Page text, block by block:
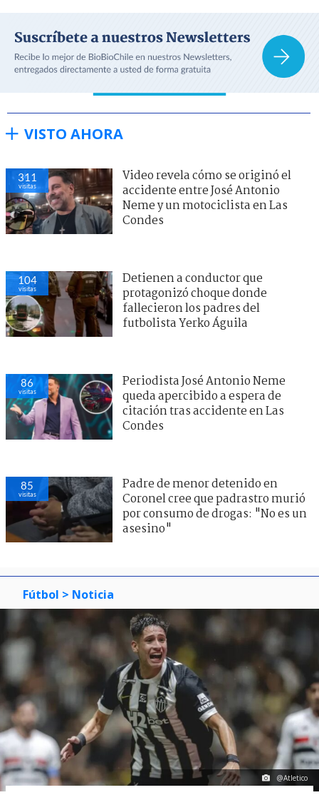
VISTO AHORA
311
visitas
Video revela cómo se originó el
accidente entre José Antonio
Neme y un motociclista en Las
Condes
104
visitas
Detienen a conductor que
protagonizó choque donde
fallecieron los padres del
futbolista Yerko Águila
86
visitas
Periodista José Antonio Neme
queda apercibido a espera de
citación tras accidente en Las
Condes
85
visitas
Padre de menor detenido en
Coronel cree que padrastro murió
por consumo de drogas: "No es un
asesino"
Fútbol > Noticia
@Atletico